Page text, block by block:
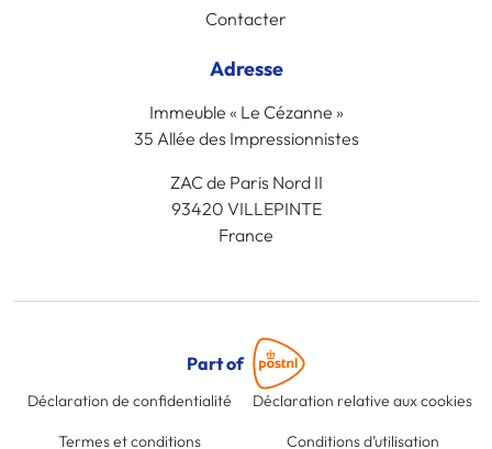
Contacter
Adresse
Immeuble « Le Cézanne »
35 Allée des Impressionnistes
ZAC de Paris Nord II
93420 VILLEPINTE
France
Part of
Déclaration de confidentialité Déclaration relative aux cookies
Termes et conditions Conditions d’utilisation